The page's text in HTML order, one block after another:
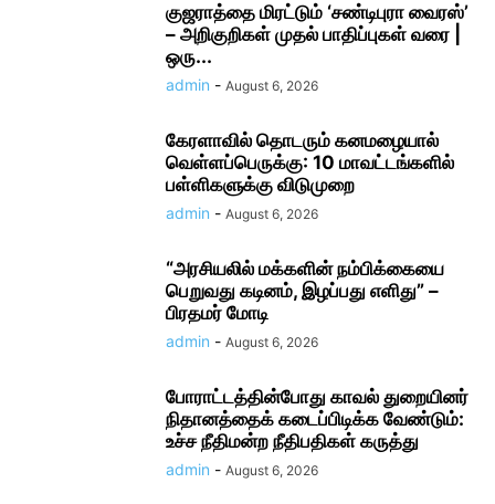
குஜராத்தை மிரட்டும் ‘சண்டிபுரா வைரஸ்’
– அறிகுறிகள் முதல் பாதிப்புகள் வரை |
ஒரு...
admin - August 6, 2026
கேரளாவில் தொடரும் கனமழையால்
வெள்ளப்பெருக்கு: 10 மாவட்டங்களில்
பள்ளிகளுக்கு விடுமுறை
admin - August 6, 2026
“அரசியலில் மக்களின் நம்பிக்கையை
பெறுவது கடினம், இழப்பது எளிது” –
பிரதமர் மோடி
admin - August 6, 2026
போராட்டத்தின்போது காவல் துறையினர்
நிதானத்தைக் கடைப்பிடிக்க வேண்டும்:
உச்ச நீதிமன்ற நீதிபதிகள் கருத்து
admin - August 6, 2026